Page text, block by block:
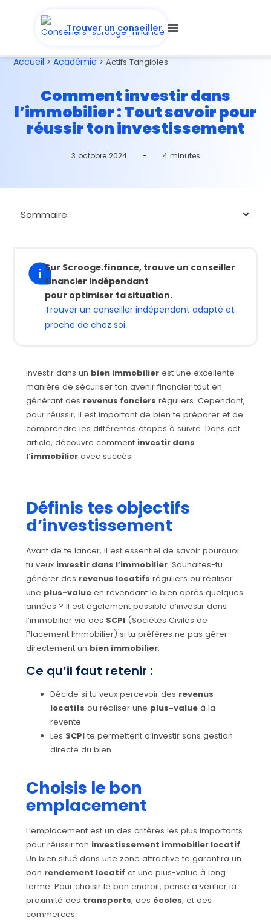
Trouver un conseiller
Accueil >Académie >Actifs Tangibles
Comment investir dans
l’immobilier : Tout savoir pour
réussir ton investissement
3 octobre 2024 - 4 minutes
Sur Scrooge.finance, trouve un conseiller
financier indépendant
pour optimiser ta situation.
Trouver un conseiller indépendant adapté et
proche de chez soi.
Investir dans un bien immobilierest une excellente
manière de sécuriser ton avenir financier tout en
générant des revenus fonciers réguliers. Cependant,
pour réussir, il est important de bien te préparer et de
comprendre les différentes étapes à suivre. Dans cet
article, découvre comment investir dans
l’immobilieravec succès.
Définis tes objectifs
d’investissement
Avant de te lancer, il est essentiel de savoir pourquoi
tu veux investir dans l’immobilier. Souhaites-tu
générer des revenus locatifs réguliers ou réaliser
une plus-valueen revendant le bien après quelques
années ? Il est également possible d’investir dans
l’immobilier via des SCPI(Sociétés Civiles de
Placement Immobilier) si tu préfères ne pas gérer
directement un bien immobilier.
Ce qu’il faut retenir :
Décide si tu veux percevoir des revenus
locatifs ou réaliser une plus-valueà la
revente.
Les SCPIte permettent d’investir sans gestion
directe du bien.
Choisis le bon
emplacement
L’emplacement est un des critères les plus importants
pour réussir ton investissement immobilier locatif.
Un bien situé dans une zone attractive te garantira un
bon rendement locatif et une plus-value à long
terme. Pour choisir le bon endroit, pense à vérifier la
proximité des transports, des écoles, et des
commerces.
Sommaire